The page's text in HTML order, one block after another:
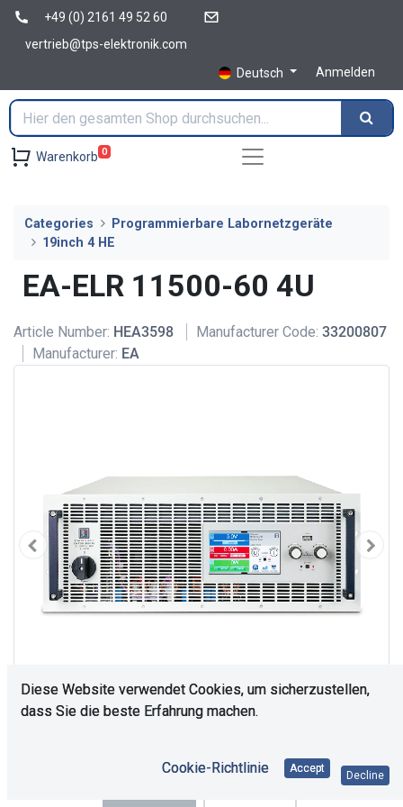
+49 (0) 2161 49 52 60
vertrieb@tps-elektronik.com
Deutsch
Anmelden
Warenkorb 0
Categories
Programmierbare Labornetzgeräte
19inch 4 HE
EA-ELR 11500-60 4U
Article Number: HEA3598 Manufacturer Code: 33200807
Manufacturer: EA
Diese Website verwendet Cookies, um sicherzustellen,
dass Sie die beste Erfahrung machen.
Cookie-Richtlinie Accept
Decline